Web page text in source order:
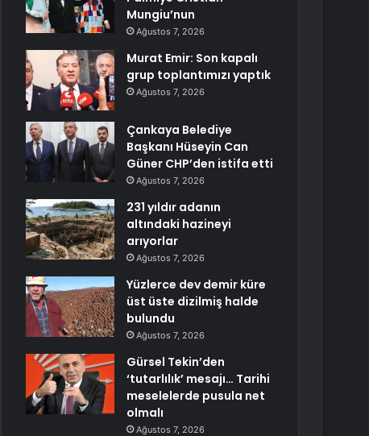
Mungiu’nun
Ağustos 7, 2026
Murat Emir: Son kapalı
grup toplantımızı yaptık
Ağustos 7, 2026
Çankaya Belediye
Başkanı Hüseyin Can
Güner CHP’den istifa etti
Ağustos 7, 2026
231 yıldır adanın
altındaki hazineyi
arıyorlar
Ağustos 7, 2026
Yüzlerce dev demir küre
üst üste dizilmiş halde
bulundu
Ağustos 7, 2026
Gürsel Tekin’den
‘tutarlılık’ mesajı… Tarihi
meselelerde pusula net
olmalı
Ağustos 7, 2026